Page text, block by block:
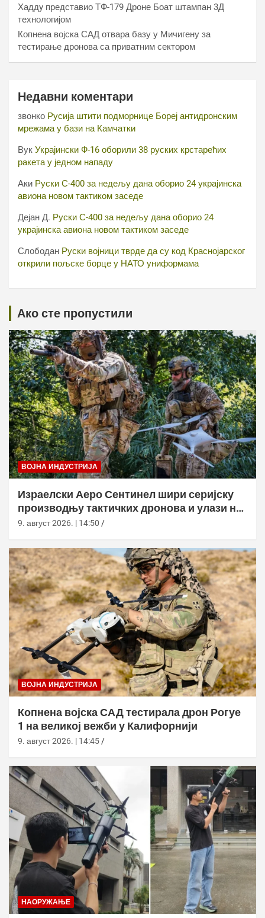
Хаддy представио ТФ-179 Дроне Боат штампан 3Д
технологијом
Копнена војска САД отвара базу у Мичигену за
тестирање дронова са приватним сектором
Недавни коментари
звонко Русија штити подморнице Бореј антидронским
мрежама у бази на Камчатки
Вук Украјински Ф-16 оборили 38 руских крстарећих
ракета у једном нападу
Аки Руски С-400 за недељу дана оборио 24 украјинска
авиона новом тактиком заседе
Дејан Д. Руски С-400 за недељу дана оборио 24
украјинска авиона новом тактиком заседе
Слободан Руски војници тврде да су код Краснојарског
открили пољске борце у НАТО униформама
Ако сте пропустили
ВОЈНА ИНДУСТРИЈА
Израелски Аеро Сентинел шири серијску
производњу тактичких дронова и улази на
нова тржишта
9. август 2026. | 14:50
ВОЈНА ИНДУСТРИЈА
Копнена војска САД тестирала дрон Рогуе
1 на великој вежби у Калифорнији
9. август 2026. | 14:45
НАОРУЖАЊЕ